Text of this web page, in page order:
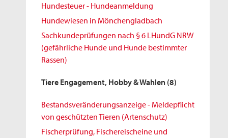
Hundesteuer - Hundeanmeldung
Hundewiesen in Mönchengladbach
Sachkundeprüfungen nach § 6 LHundG NRW
(gefährliche Hunde und Hunde bestimmter
Rassen)
Tiere Engagement, Hobby & Wahlen (8)
Bestandsveränderungsanzeige - Meldepflicht
von geschützten Tieren (Artenschutz)
Fischerprüfung, Fischereischeine und